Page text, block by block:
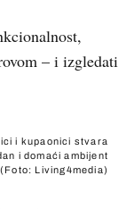
– i izgledati
i kupaonici stvara
i domaći ambijent
(Foto: Living4media)